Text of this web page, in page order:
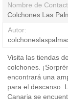
Nombre de
Colchones Las
Autor:
Visita las tiendas
colchones.
encontrará una
para el descanso.
Canaria se